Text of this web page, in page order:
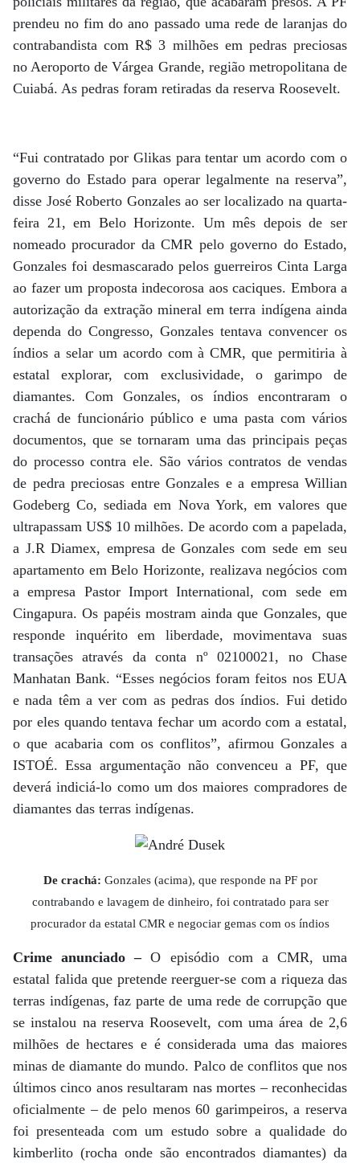
prendeu no fim do ano passado uma rede de laranjas do
contrabandista com R$ 3 milhões em pedras preciosas
no Aeroporto de Várgea Grande, região metropolitana de
Cuiabá. As pedras foram retiradas da reserva Roosevelt.
“Fui contratado por Glikas para tentar um acordo com o
governo do Estado para operar legalmente na reserva”,
disse José Roberto Gonzales ao ser localizado na quarta-
feira 21, em Belo Horizonte. Um mês depois de ser
nomeado procurador da CMR pelo governo do Estado,
Gonzales foi desmascarado pelos guerreiros Cinta Larga
ao fazer um proposta indecorosa aos caciques. Embora a
autorização da extração mineral em terra indígena ainda
dependa do Congresso, Gonzales tentava convencer os
índios a selar um acordo com à CMR, que permitiria à
estatal explorar, com exclusividade, o garimpo de
diamantes. Com Gonzales, os índios encontraram o
crachá de funcionário público e uma pasta com vários
documentos, que se tornaram uma das principais peças
do processo contra ele. São vários contratos de vendas
de pedra preciosas entre Gonzales e a empresa Willian
Godeberg Co, sediada em Nova York, em valores que
ultrapassam US$ 10 milhões. De acordo com a papelada,
a J.R Diamex, empresa de Gonzales com sede em seu
apartamento em Belo Horizonte, realizava negócios com
a empresa Pastor Import International, com sede em
Cingapura. Os papéis mostram ainda que Gonzales, que
responde inquérito em liberdade, movimentava suas
transações através da conta nº 02100021, no Chase
Manhatan Bank. “Esses negócios foram feitos nos EUA
e nada têm a ver com as pedras dos índios. Fui detido
por eles quando tentava fechar um acordo com a estatal,
o que acabaria com os conflitos”, afirmou Gonzales a
ISTOÉ. Essa argumentação não convenceu a PF, que
deverá indiciá-lo como um dos maiores compradores de
diamantes das terras indígenas.
De crachá: Gonzales (acima), que responde na PF por
contrabando e lavagem de dinheiro, foi contratado para ser
procurador da estatal CMR e negociar gemas com os índios
Crime anunciado –O episódio com a CMR, uma
estatal falida que pretende reerguer-se com a riqueza das
terras indígenas, faz parte de uma rede de corrupção que
se instalou na reserva Roosevelt, com uma área de 2,6
milhões de hectares e é considerada uma das maiores
minas de diamante do mundo. Palco de conflitos que nos
últimos cinco anos resultaram nas mortes – reconhecidas
oficialmente – de pelo menos 60 garimpeiros, a reserva
foi presenteada com um estudo sobre a qualidade do
kimberlito (rocha onde são encontrados diamantes) da